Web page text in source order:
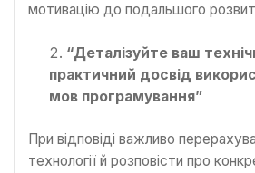
мотивацію до подальшого
“Деталізуйте ваш
практичний досвід
мов програмування”
При відповіді важливо
технології й розповісти про